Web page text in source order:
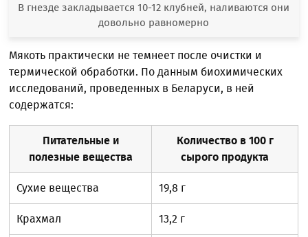
В гнезде закладывается 10-12 клубней, наливаются они
довольно равномерно
Мякоть практически не темнеет после очистки и
термической обработки. По данным биохимических
исследований, проведенных в Беларуси, в ней
содержатся:
Питательные и
полезные вещества
Количество в 100 г
сырого продукта
Сухие вещества 19,8 г
Крахмал 13,2 г